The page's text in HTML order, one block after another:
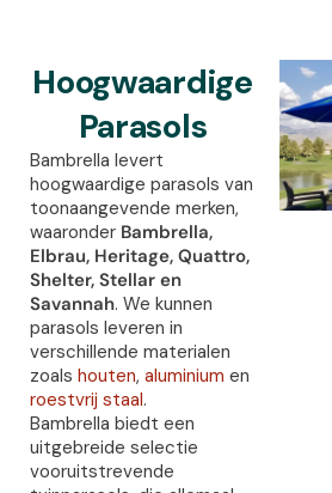
Hoogwaardige
Parasols
Bambrella levert
hoogwaardige parasols van
toonaangevende merken,
waaronder Bambrella,
Elbrau, Heritage, Quattro,
Shelter, Stellar en
Savannah. We kunnen
parasols leveren in
verschillende materialen
zoals houten, aluminium en
roestvrij staal.
Bambrella biedt een
uitgebreide selectie
vooruitstrevende